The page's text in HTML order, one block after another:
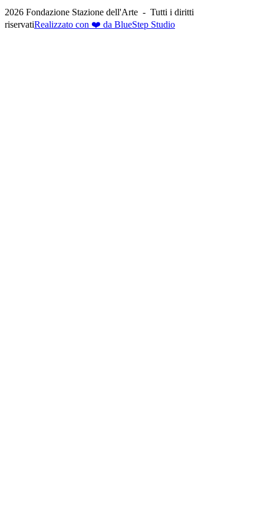
2026 Fondazione Stazione dell'Arte - Tutti i diritti
riservatiRealizzato con ❤️ da BlueStep Studio